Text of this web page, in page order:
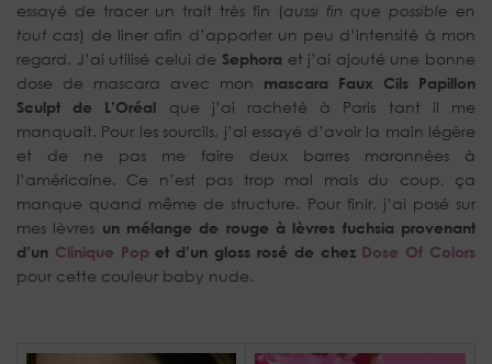
essayé de tracer un trait très fin (aussi fin que possible en
tout cas) de liner afin d’apporter un peu d’intensité à mon
regard. J’ai utilisé celui de Sephora et j’ai ajouté une bonne
dose de mascara avec mon mascara Faux Cils Papillon
Sculpt de L’Oréal que j’ai racheté à Paris tant il me
manquait. Pour les sourcils, j’ai essayé d’avoir la main légère
et de ne pas me faire deux barres maronnées à
l’américaine. Ce n’est pas trop mal mais du coup, ça
manque quand même de structure. Pour finir, j’ai posé sur
mes lèvres un mélange de rouge à lèvres fuchsia provenant
d’un Clinique Popet d’un gloss rosé de chez Dose Of Colors
pour cette couleur baby nude.